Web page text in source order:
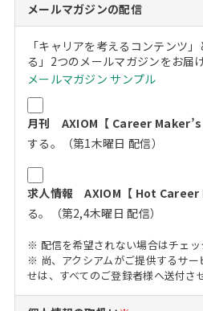
メールマガジンの配信
「キャリアを考えるコンテンツ
る」2つのメールマガジンをお届
メールマガジン サンプル
月刊 AXIOM【 Career Maker’s
する。（第1木曜日 配信）
求人情報 AXIOM【 Hot Career
る。（第2,4木曜日 配信）
※ 配信を希望されない場合はチェッ
※ 尚、アクシアムがご提供するサー
せは、すべてのご登録者様へ送付さ